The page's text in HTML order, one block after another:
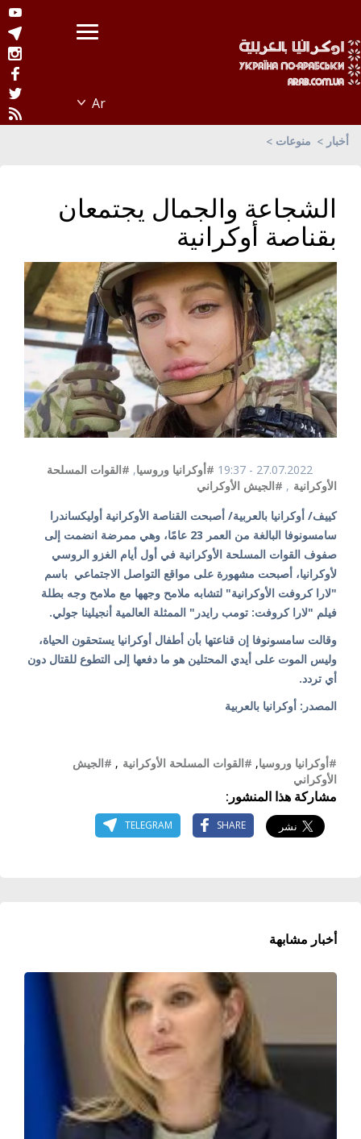
أخبار منوعات
الشجاعة والجمال يجتمعان
بقناصة أوكرانية
27.07.2022 - 19:37 #أوكرانيا وروسيا, #القوات المسلحة
الأوكرانية , #الجيش الأوكراني
كييف/ أوكرانيا بالعربية/ أصبحت القناصة الأوكرانية أوليكساندرا
سامسونوفا البالغة من العمر 23 عامًا، وهي ممرضة انضمت إلى
صفوف القوات المسلحة الأوكرانية في أول أيام الغزو الروسي
لأوكرانيا، أصبحت مشهورة على مواقع التواصل الاجتماعي باسم
"لارا كروفت الأوكرانية" لتشابه ملامح وجهها مع ملامح وجه بطلة
فيلم "لارا كروفت: تومب رايدر" الممثلة العالمية أنجيلينا جولي.
وقالت سامسونوفا إن قناعتها بأن أطفال أوكرانيا يستحقون الحياة،
وليس الموت على أيدي المحتلين هو ما دفعها إلى التطوع للقتال دون
أي تردد.
المصدر: أوكرانيا بالعربية
#أوكرانيا وروسيا, #القوات المسلحة الأوكرانية , #الجيش
الأوكراني
مشاركة هذا المنشور:
SHARE
TELEGRAM
أخبار مشابهة